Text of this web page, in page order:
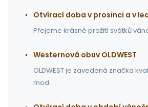
Otvírací doba v prosinci a v
Přejeme krásné prožití svátků
Westernová obuv OLDWEST
OLDWEST je zavedená značka
mod